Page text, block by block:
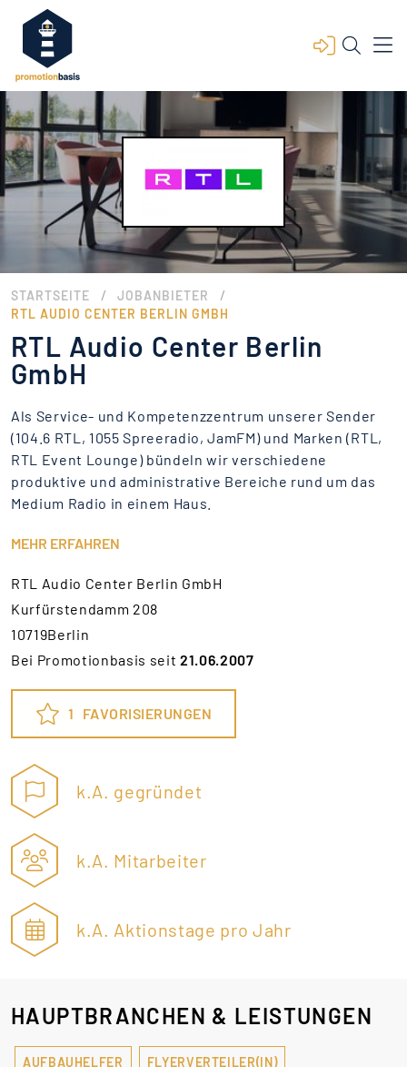
STARTSEITE / JOBANBIETER /
RTL AUDIO CENTER BERLIN GMBH
RTL Audio Center Berlin
GmbH
Als Service- und Kompetenzzentrum unserer Sender
(104.6 RTL, 1055 Spreeradio, JamFM) und Marken (RTL,
RTL Event Lounge) bündeln wir verschiedene
produktive und administrative Bereiche rund um das
Medium Radio in einem Haus.
MEHR ERFAHREN
RTL Audio Center Berlin GmbH
Kurfürstendamm 208
10719Berlin
Bei Promotionbasis seit21.06.2007
1 FAVORISIERUNGEN
k.A. gegründet
k.A. Mitarbeiter
k.A. Aktionstage pro Jahr
HAUPTBRANCHEN & LEISTUNGEN
AUFBAUHELFER FLYERVERTEILER(IN)